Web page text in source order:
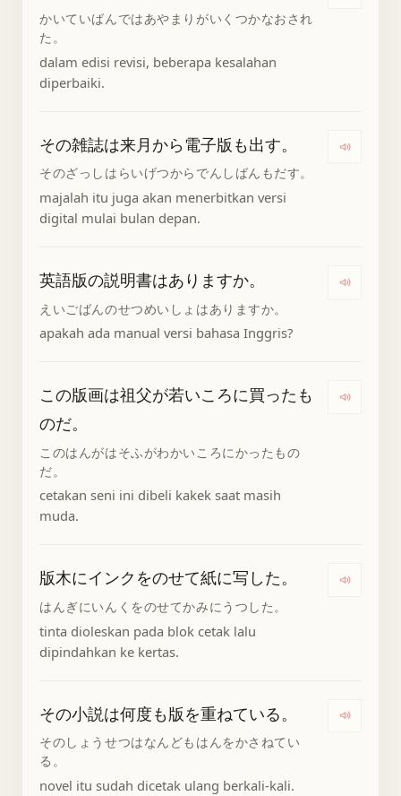
かいていばんではあやまりがいくつかなおされ
た。
dalam edisi revisi, beberapa kesalahan
diperbaiki.
その雑誌は来月から電子版も出す。
そのざっしはらいげつからでんしばんもだす。
majalah itu juga akan menerbitkan versi
digital mulai bulan depan.
英語版の説明書はありますか。
えいごばんのせつめいしょはありますか。
apakah ada manual versi bahasa Inggris?
この版画は祖父が若いころに買ったも
のだ。
このはんがはそふがわかいころにかったもの
だ。
cetakan seni ini dibeli kakek saat masih
muda.
版木にインクをのせて紙に写した。
はんぎにいんくをのせてかみにうつした。
tinta dioleskan pada blok cetak lalu
dipindahkan ke kertas.
その小説は何度も版を重ねている。
そのしょうせつはなんどもはんをかさねてい
る。
novel itu sudah dicetak ulang berkali-kali.